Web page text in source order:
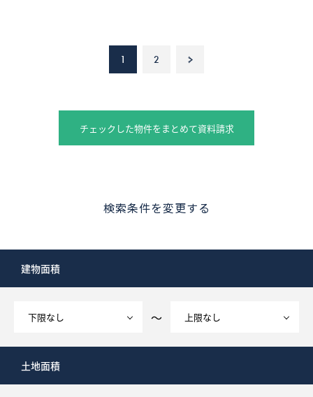
1 2 >
チェックした物件をまとめて資料請求
検索条件を変更する
建物面積
～
土地面積